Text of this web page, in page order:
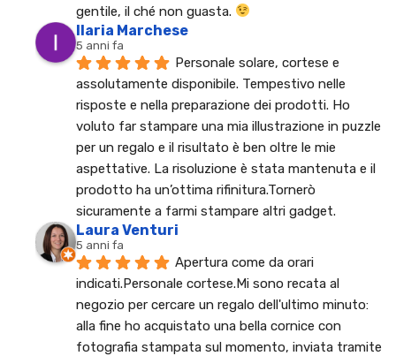
gentile, il ché non guasta.
Ilaria Marchese
5 anni fa
Personale solare, cortese e
assolutamente disponibile. Tempestivo nelle
risposte e nella preparazione dei prodotti. Ho
voluto far stampare una mia illustrazione in puzzle
per un regalo e il risultato è ben oltre le mie
aspettative. La risoluzione è stata mantenuta e il
prodotto ha un’ottima rifinitura.Tornerò
sicuramente a farmi stampare altri gadget.
Laura Venturi
5 anni fa
Apertura come da orari
indicati.Personale cortese.Mi sono recata al
negozio per cercare un regalo dell'ultimo minuto:
alla fine ho acquistato una bella cornice con
fotografia stampata sul momento, inviata tramite